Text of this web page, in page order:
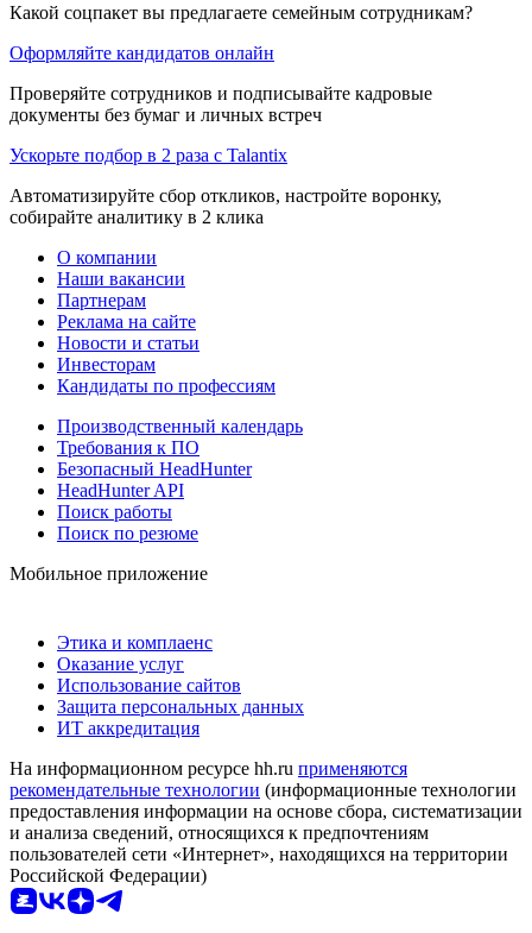
Какой соцпакет вы предлагаете семейным сотрудникам?
Оформляйте кандидатов онлайн
Проверяйте сотрудников и подписывайте кадровые
документы без бумаг и личных встреч
Ускорьте подбор в 2 раза с Talantix
Автоматизируйте сбор откликов, настройте воронку,
собирайте аналитику в 2 клика
О компании
Наши вакансии
Партнерам
Реклама на сайте
Новости и статьи
Инвесторам
Кандидаты по профессиям
Производственный календарь
Требования к ПО
Безопасный HeadHunter
HeadHunter API
Поиск работы
Поиск по резюме
Мобильное приложение
Этика и комплаенс
Оказание услуг
Использование сайтов
Защита персональных данных
ИТ аккредитация
На информационном ресурсе hh.ru применяются
рекомендательные технологии (информационные технологии
предоставления информации на основе сбора, систематизации
и анализа сведений, относящихся к предпочтениям
пользователей сети «Интернет», находящихся на территории
Российской Федерации)